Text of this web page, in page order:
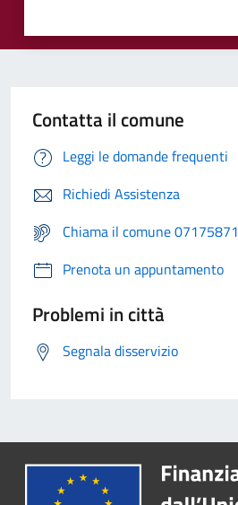
Contatta il comune
Leggi le domande frequenti
Richiedi Assistenza
Chiama il comune 07175871
Prenota un appuntamento
Problemi in città
Segnala disservizio